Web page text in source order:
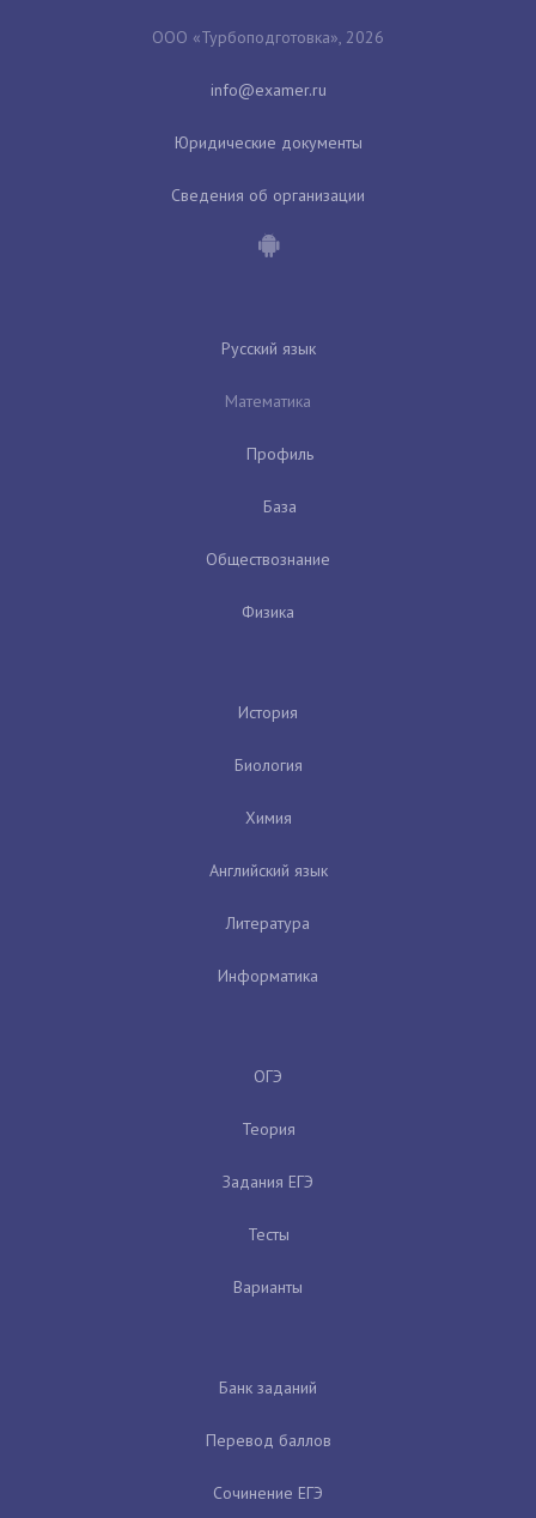
ООО «Турбоподготовка», 2026
Юридические документы
Сведения об организации
Русский язык
Математика
Профиль
База
Обществознание
Физика
История
Биология
Химия
Английский язык
Литература
Информатика
ОГЭ
Теория
Задания ЕГЭ
Тесты
Варианты
Банк заданий
Перевод баллов
Сочинение ЕГЭ